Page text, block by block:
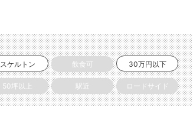
スケルトン 飲食可 30万円以下
50坪以上 駅近 ロードサイド